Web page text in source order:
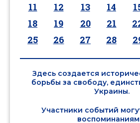
11
12 13 14
18
19 20 21
25
26 27 28
Здесь создается
борьбы за свободу,
Украины.
Участники событий